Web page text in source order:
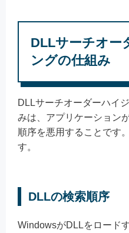
DLLサーチオー
ングの仕組み
DLLサーチオーダーハイ
みは、アプリケーション
順序を悪用することです
す。
DLLの検索順序
WindowsがDLLをロード